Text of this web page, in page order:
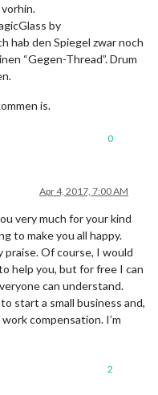
by
hab den Spiegel zwar noch
“Gegen-Thread”. Drum
is.
0
Apr 4, 2017, 7:00 AM
very much for your kind
to make you all happy.
praise. Of course, I would
help you, but for free I can
can understand.
start a small business and,
compensation. I’m
2